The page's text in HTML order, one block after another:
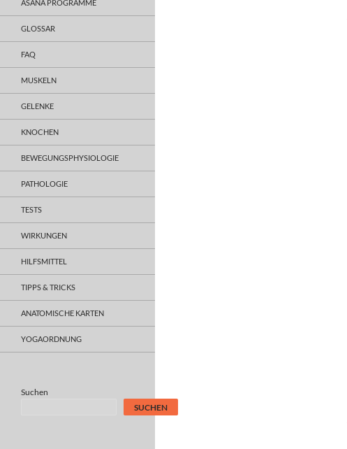
ASANA PROGRAMME
GLOSSAR
FAQ
MUSKELN
GELENKE
KNOCHEN
BEWEGUNGSPHYSIOLOGIE
PATHOLOGIE
TESTS
WIRKUNGEN
HILFSMITTEL
TIPPS & TRICKS
ANATOMISCHE KARTEN
YOGAORDNUNG
Suchen
SUCHEN